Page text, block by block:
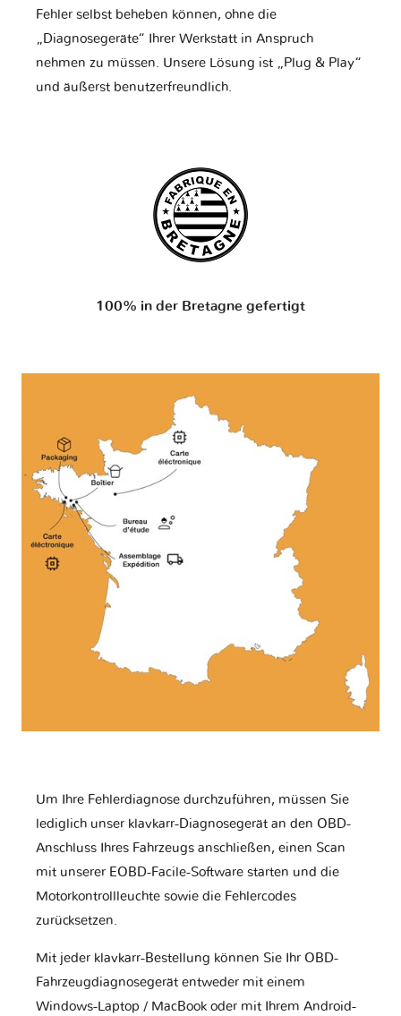
Fehler selbst beheben können, ohne die
„Diagnosegeräte“ Ihrer Werkstatt in Anspruch
nehmen zu müssen. Unsere Lösung ist „Plug & Play“
und äußerst benutzerfreundlich.
100% in der Bretagne gefertigt
Um Ihre Fehlerdiagnose durchzuführen, müssen Sie
lediglich unser klavkarr-Diagnosegerät an den OBD-
Anschluss Ihres Fahrzeugs anschließen, einen Scan
mit unserer EOBD-Facile-Software starten und die
Motorkontrollleuchte sowie die Fehlercodes
zurücksetzen.
Mit jeder klavkarr-Bestellung können Sie Ihr OBD-
Fahrzeugdiagnosegerät entweder mit einem
Windows-Laptop / MacBook oder mit Ihrem Android-